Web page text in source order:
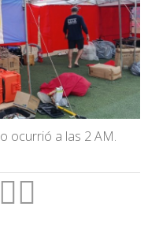
ocurrió a las 2 AM.